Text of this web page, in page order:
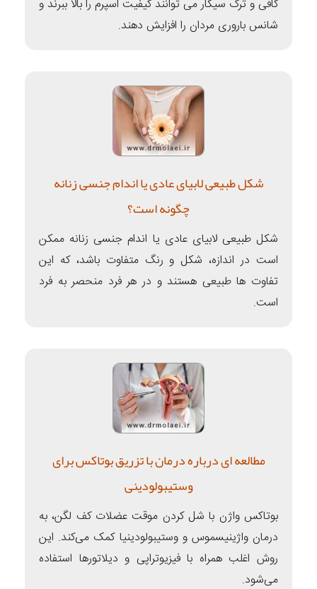
کافی و ترک سیگار می توانند کیفیت اسپرم را بالا ببرند و
شانس باروری مردان را افزایش دهند.
شکل طبیعی لابیای عادی یا اندام جنسی زنانه
چگونه است؟
شکل طبیعی لابیای عادی یا اندام جنسی زنانه ممکن
است در اندازه، شکل و رنگ متفاوت باشد، که این
تفاوت ها طبیعی هستند و در هر فرد منحصر به فرد
است.
مطالعه ای درباره درمان با تزریق بوتاکس برای
وستیبولودینی
بوتاکس واژن با شل کردن موقت عضلات کف لگن، به
درمان واژینیسموس و وستیبولودینیا کمک می‌کند. این
روش اغلب همراه با فیزیوتراپی و دیلاتورها استفاده
می‌شود.